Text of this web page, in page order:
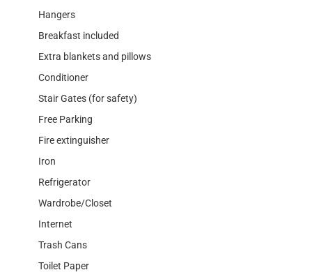
Hangers
Breakfast included
Extra blankets and pillows
Conditioner
Stair Gates (for safety)
Free Parking
Fire extinguisher
Iron
Refrigerator
Wardrobe/Closet
Internet
Trash Cans
Toilet Paper